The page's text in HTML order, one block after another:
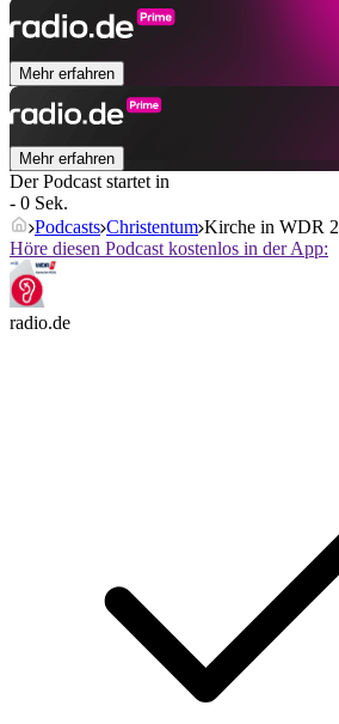
Mehr erfahren
Mehr erfahren
Der Podcast startet in
- 0 Sek.
Podcasts Christentum Kirche in WDR 2
Höre diesen Podcast kostenlos in der App:
radio.de